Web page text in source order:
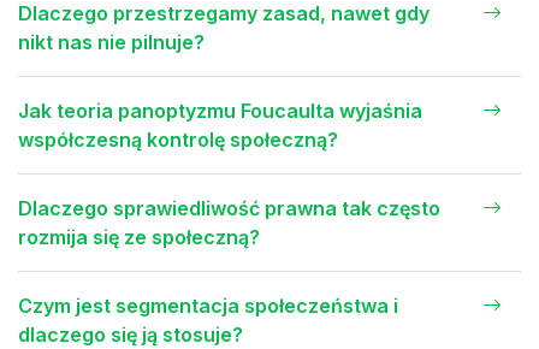
Dlaczego przestrzegamy zasad, nawet gdy
nikt nas nie pilnuje?
Jak teoria panoptyzmu Foucaulta wyjaśnia
współczesną kontrolę społeczną?
Dlaczego sprawiedliwość prawna tak często
rozmija się ze społeczną?
Czym jest segmentacja społeczeństwa i
dlaczego się ją stosuje?